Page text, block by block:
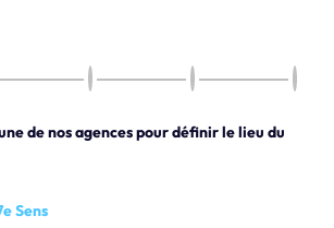
de nos agences pour définir le lieu du
Sens